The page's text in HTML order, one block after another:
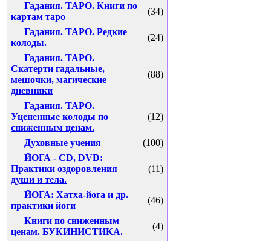
Гадания. ТАРО. Книги по
картам таро
(34)
Гадания. ТАРО. Редкие
колоды.
(24)
Гадания. ТАРО.
Скатерти гадальные,
мешочки, магические
дневники
(88)
Гадания. ТАРО.
Уцененные колоды по
сниженным ценам.
(12)
Духовные учения
(100)
ЙОГА - CD, DVD:
Практики оздоровления
души и тела.
(11)
ЙОГА: Хатха-йога и др.
практики йоги
(46)
Книги по сниженным
ценам. БУКИНИСТИКА.
(4)